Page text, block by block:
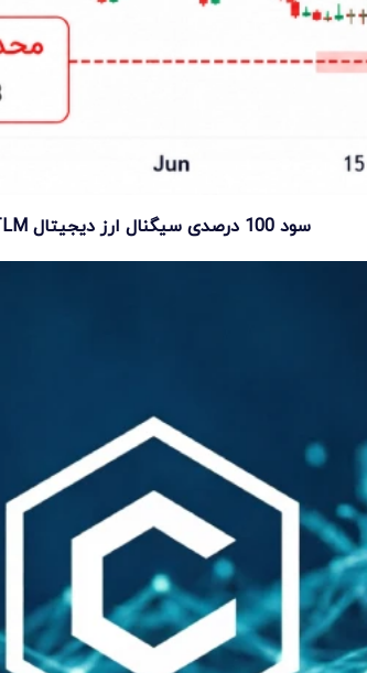
سود 100 درصدی سیگنال ارز دیجیتال TLM